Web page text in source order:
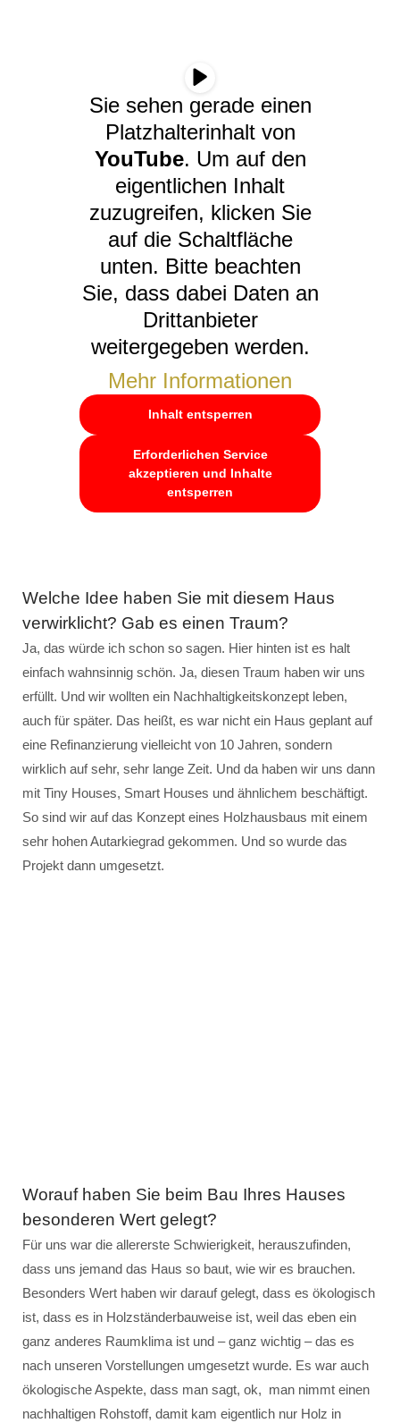
Sie sehen gerade einen
Platzhalterinhalt von
YouTube. Um auf den
eigentlichen Inhalt
zuzugreifen, klicken Sie
auf die Schaltfläche
unten. Bitte beachten
Sie, dass dabei Daten an
Drittanbieter
weitergegeben werden.
Mehr Informationen
Inhalt entsperren
Erforderlichen Service
akzeptieren und Inhalte
entsperren
Welche Idee haben Sie mit diesem Haus
verwirklicht? Gab es einen Traum?
Ja, das würde ich schon so sagen. Hier hinten ist es halt
einfach wahnsinnig schön. Ja, diesen Traum haben wir uns
erfüllt. Und wir wollten ein Nachhaltigkeitskonzept leben,
auch für später. Das heißt, es war nicht ein Haus geplant auf
eine Refinanzierung vielleicht von 10 Jahren, sondern
wirklich auf sehr, sehr lange Zeit. Und da haben wir uns dann
mit Tiny Houses, Smart Houses und ähnlichem beschäftigt.
So sind wir auf das Konzept eines Holzhausbaus mit einem
sehr hohen Autarkiegrad gekommen. Und so wurde das
Projekt dann umgesetzt.
Worauf haben Sie beim Bau Ihres Hauses
besonderen Wert gelegt?
Für uns war die allererste Schwierigkeit, herauszufinden,
dass uns jemand das Haus so baut, wie wir es brauchen.
Besonders Wert haben wir darauf gelegt, dass es ökologisch
ist, dass es in Holzständerbauweise ist, weil das eben ein
ganz anderes Raumklima ist und – ganz wichtig – das es
nach unseren Vorstellungen umgesetzt wurde. Es war auch
ökologische Aspekte, dass man sagt, ok, man nimmt einen
nachhaltigen Rohstoff, damit kam eigentlich nur Holz in